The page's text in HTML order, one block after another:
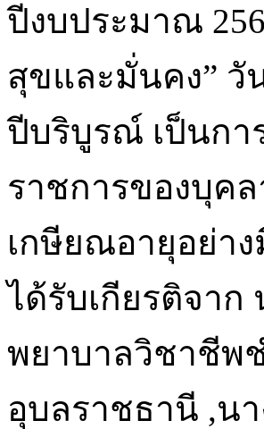
ปีงบประมาณ
สุขและมั่นคง”
ปีบริบูรณ์ เป็นกา
ราชการของบุค
เกษียณอายุอย่า
ได้รับเกียรติจา
พยาบาลวิชาชีพ
อุบลราชธานี ,น